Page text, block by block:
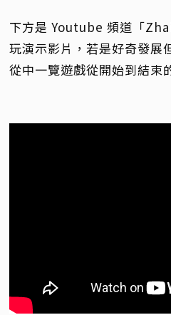
下方是 Youtube 頻道「
玩演示影片，若是好奇發展
從中一覽遊戲從開始到結束